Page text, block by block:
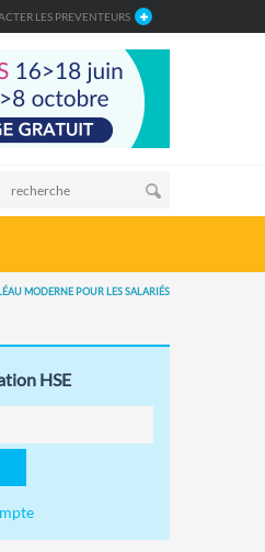
LES PREVENTEURS
MODERNE POUR LES SALARIÉS
HSE